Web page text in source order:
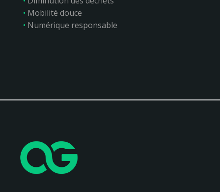
• Mobilité douce
• Numérique responsable